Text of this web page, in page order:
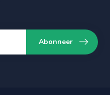
Abonneer